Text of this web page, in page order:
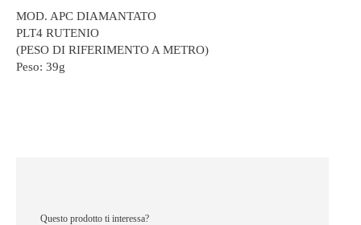
Questo prodotto ti interessa?
MOD. APC DIAMANTATO
PLT4 RUTENIO
(PESO DI RIFERIMENTO A METRO)
Peso: 39g